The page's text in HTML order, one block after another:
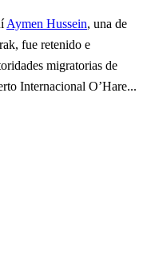
Aymen Hussein, una de
fue retenido e
migratorias de
Internacional O’Hare...